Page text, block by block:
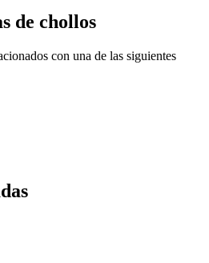
de chollos
con una de las siguientes